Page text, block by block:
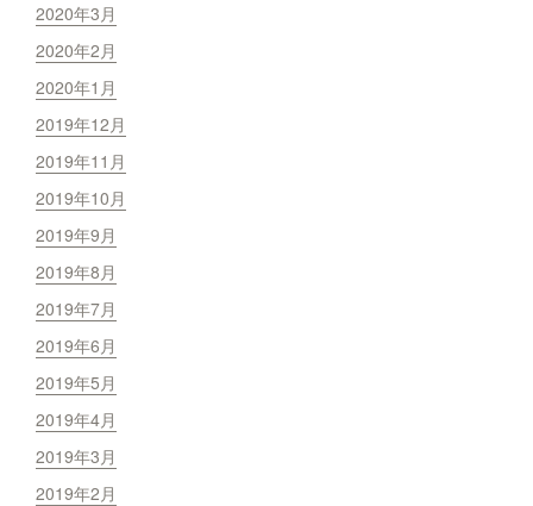
2020年3月
2020年2月
2020年1月
2019年12月
2019年11月
2019年10月
2019年9月
2019年8月
2019年7月
2019年6月
2019年5月
2019年4月
2019年3月
2019年2月